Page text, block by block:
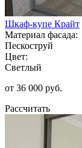
Шкаф-купе Крайт
Материал фасада:
Пескоструй
Цвет:
Светлый
от 36 000 руб.
Рассчитать